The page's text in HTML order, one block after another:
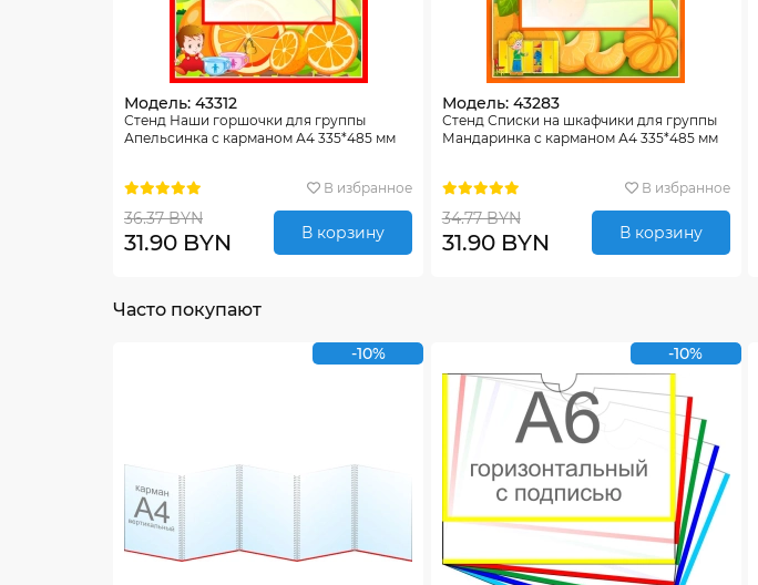
Модель: 43312
Стенд Наши горшочки для группы
Апельсинка с карманом А4 335*485 мм
В избранное
36.37 BYN
31.90 BYN В корзину
Модель: 43283
Стенд Списки на шкафчики для группы
Мандаринка с карманом А4 335*485 мм
В избранное
34.77 BYN
31.90 BYN В корзину
Часто покупают
-10% -10%